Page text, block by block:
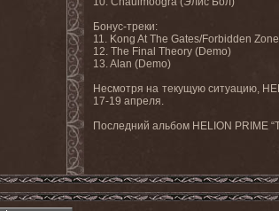
Бонус-треки:
11. Kong At The Gates/Forbidden
12. The Final Theory (Demo)
13. Alan (Demo)
Несмотря на текущую ситуацию,
17-19 апреля.
Последний альбом HELION PRIME